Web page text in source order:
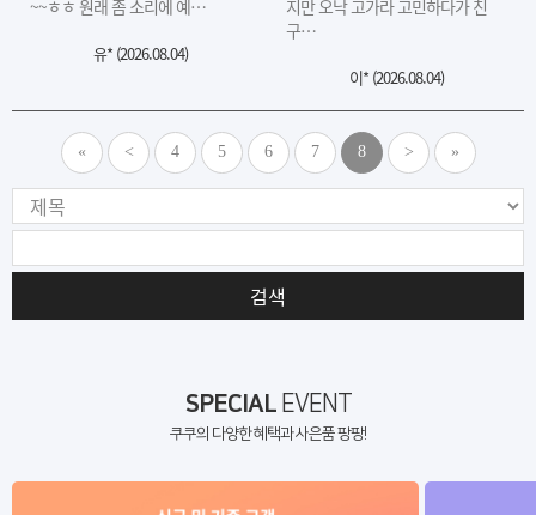
~~ㅎㅎ 원래 좀 소리에 예…
유* (2026.08.04)
지만 오낙 고가라 고민하다가 친
구…
이* (2026.08.04)
« < 4 5 6 7 8 > »
검색
SPECIALEVENT
쿠쿠의 다양한 혜택과 사은품 팡팡!